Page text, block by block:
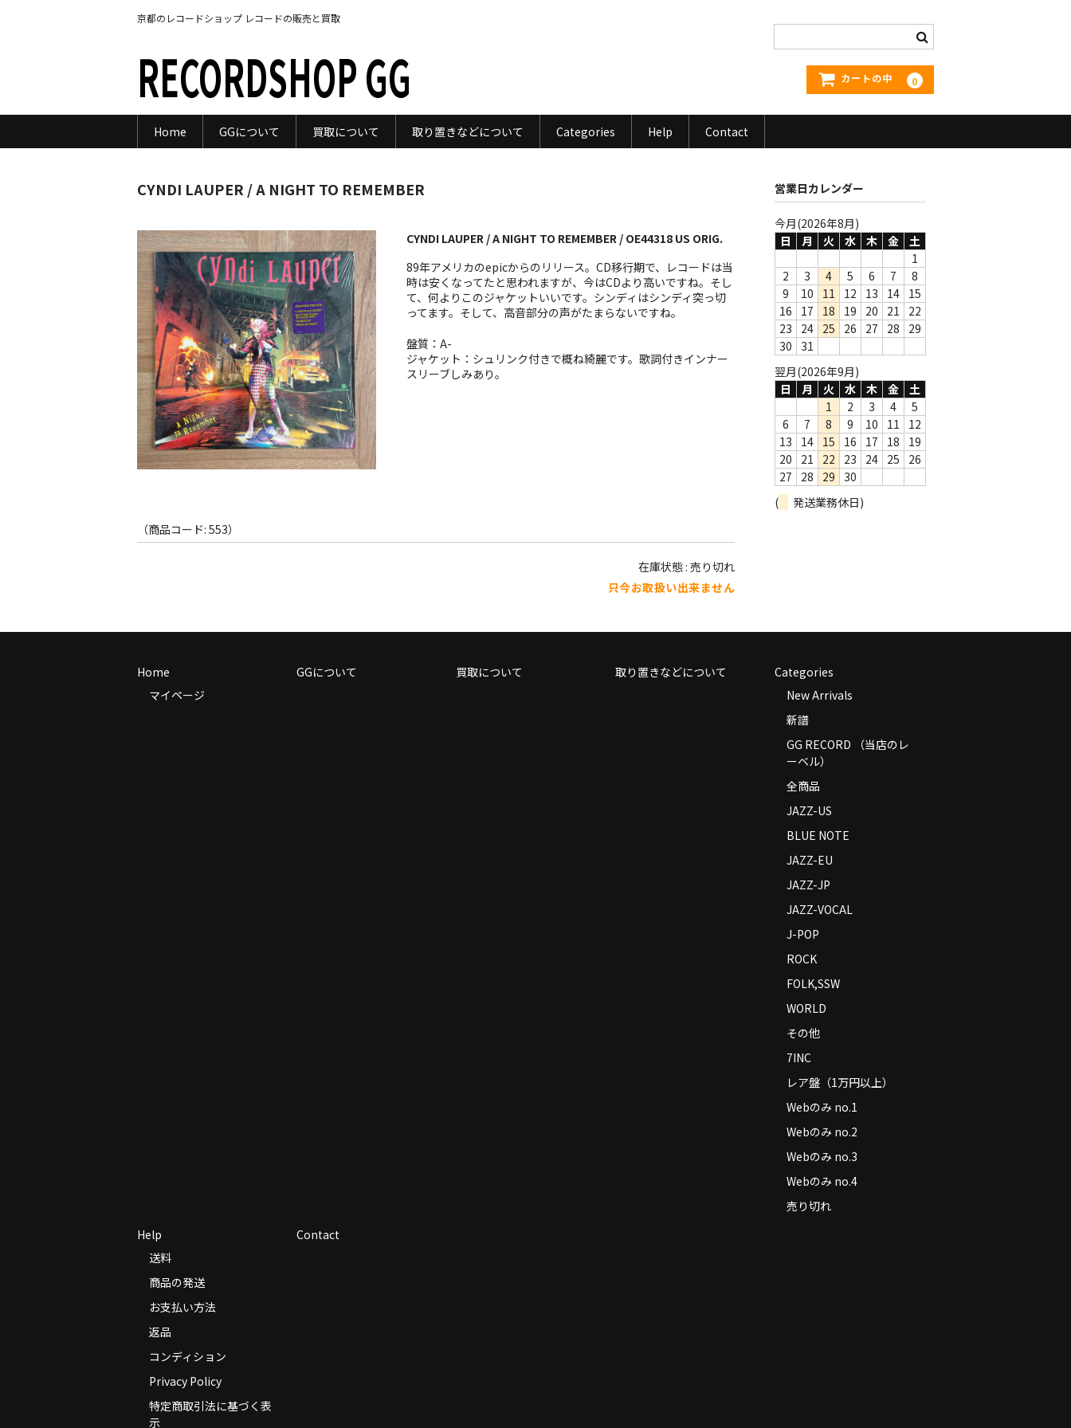
京都のレコードショップ レコードの販売と買取
RECORDSHOP GG カートの中 0
Home GGについて 買取について 取り置きなどについて Categories Help Contact
CYNDI LAUPER / A NIGHT TO REMEMBER
CYNDI LAUPER / A NIGHT TO REMEMBER / OE44318 US ORIG.
89年アメリカのepicからのリリース。CD移行期で、レコードは当
時は安くなってたと思われますが、今はCDより高いですね。そし
て、何よりこのジャケットいいです。シンディはシンディ突っ切
ってます。そして、高音部分の声がたまらないですね。
盤質：A-
ジャケット：シュリンク付きで概ね綺麗です。歌詞付きインナー
スリーブしみあり。
（商品コード: 553）
在庫状態 : 売り切れ
只今お取扱い出来ません
営業日カレンダー
今月(2026年8月)
日
月 火 水 木 金
土
1
2
3 4 5 6 7
8
9
10 11 12 13 14 15
16
17 18 19 20 21
22
23
24 25 26 27 28
29
30
31
翌月(2026年9月)
日
月 火 水 木 金
土
1
2 3 4
5
6
7 8 9 10 11
12
13
14 15 16 17 18
19
20
21 22 23 24 25
26
27
28 29
30
(
発送業務休日)
Home
マイページ
GGについて 買取について 取り置きなどについて
Categories
New Arrivals
新譜
GG RECORD （当店のレ
ーベル）
全商品
JAZZ-US
BLUE NOTE
JAZZ-EU
JAZZ-JP
JAZZ-VOCAL
J-POP
ROCK
FOLK,SSW
WORLD
その他
7INC
レア盤（1万円以上）
Webのみ no.1
Webのみ no.2
Webのみ no.3
Webのみ no.4
売り切れ
Help
送料
商品の発送
お支払い方法
返品
コンディション
Privacy Policy
特定商取引法に基づく表
示
Contact